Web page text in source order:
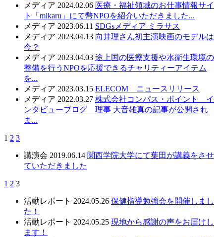
メディア 2024.02.06 医療・福祉領域のお仕事情報サイ
ト「mikaru」にて幣NPOを紹介いただきました...
メディア 2023.06.11 SDGsメディア ミラサス
メディア 2023.04.13 向井理さん初主演映画のモデルは
今？
メディア 2023.04.03 途上国の医療支援や水衛生環境の
整備を行うNPOを応援できるチャリティーアイテム
を...
メディア 2023.03.15 ELECOM ニュースリリース
メディア 2022.03.27 株式会社コンパス・ポイント イ
ンタビューブログ 理事 大音雄真の記事が公開され
ま...
1 2 3
講演会 2019.06.14 関西学院大学にて葉田が講義をさせ
ていただきました
1 2 3
活動レポート 2024.05.26 保健指導勉強会を開催しまし
た！
活動レポート 2024.05.25 現地から感謝の声をお届けし
ます！